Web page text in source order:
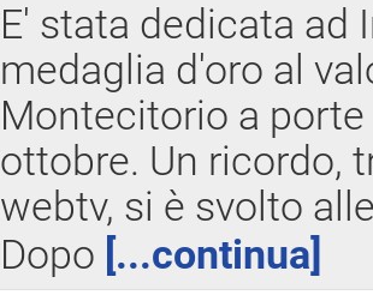
E' stata dedicata ad
medaglia d'oro al
Montecitorio a
ottobre. Un ricordo,
webtv, si è svolto
Dopo [...continua]